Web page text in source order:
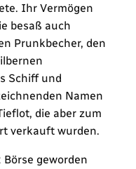
Ihr Vermögen
besaß auch
Prunkbecher, den
Schiff und
Namen
die aber zum
verkauft wurden.
geworden